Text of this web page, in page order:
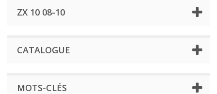
ZX 10 08-10
CATALOGUE
MOTS-CLÉS